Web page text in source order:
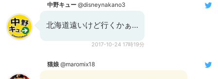
中野キュー @disneynakano3
北海道遠いけど行くかぁ…
2017-10-24 17時19分
猫娘 @maromix18